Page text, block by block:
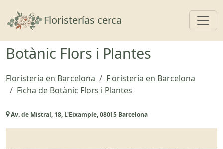
Floristerías cerca
Botànic Flors i Plantes
Floristería en Barcelona
Floristería en Barcelona
Ficha de Botànic Flors i Plantes
Av. de Mistral, 18, L'Eixample, 08015 Barcelona